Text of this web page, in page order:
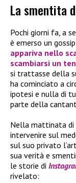
La smentita
Pochi giorni fa, a
è emerso un
appariva nello
scambiarsi un
si trattasse della
ha cominciato a
ipotesi e nulla di
parte della
Nella mattinata di
intervenire sul
sul suo privato
sua verità e
le storie di
rivelato: